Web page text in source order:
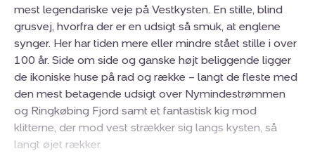
mest legendariske veje på Vestkysten. En stille, blind
grusvej, hvorfra der er en udsigt så smuk, at englene
synger. Her har tiden mere eller mindre stået stille i over
100 år. Side om side og ganske højt beliggende ligger
de ikoniske huse på rad og række – langt de fleste med
den mest betagende udsigt over Nymindestrømmen
og Ringkøbing Fjord samt et fantastisk kig mod
klitterne, der mod vest strækker sig langs kysten, så
langt øjet rækker.